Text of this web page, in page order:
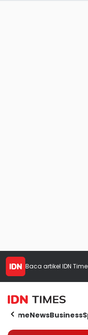
Baca artikel IDN
HomeNewsBusiness